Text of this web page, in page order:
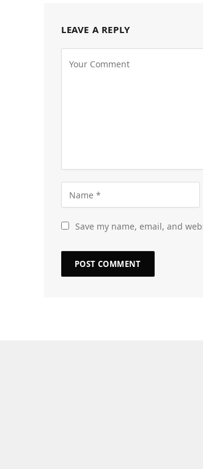
LEAVE A REPLY
Save my name, email, and